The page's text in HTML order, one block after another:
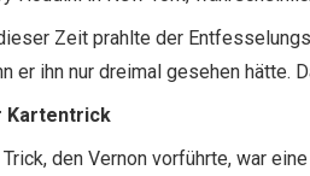
Zeit prahlte der
er ihn nur dreimal gesehen hätte.
Kartentrick
Trick, den Vernon vorführte, war